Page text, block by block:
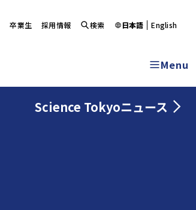
Menu
Science Tokyoニュース
卒業生 採用情報 検索 日本語 English